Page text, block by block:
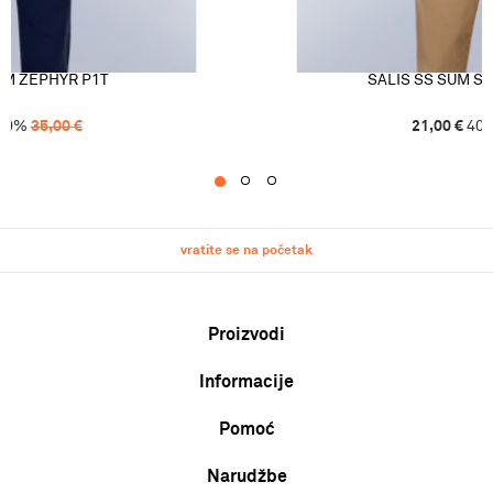
ZEPHYR P1T
% 35,00€
SALIS SS SUM
21,00 € 40
vratite se na početak
Proizvodi
Muškarci
Žene
Djeca
Informacije
O nama
Zaposlenje
Pomoć
Uvjeti korištenja i prodaje
Narudžbe